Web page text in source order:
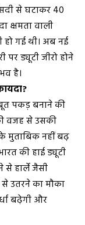
से घटाकर 40
क्षमता वाली
गई थी। अब नई
ड्यूटी जीरो होने
है।
पकड़ बनाने की
वजह से उसकी
मुताबिक नहीं बढ़
की हाई ड्यूटी
हार्ले जैसी
उतरने का मौका
बढ़ेगी और